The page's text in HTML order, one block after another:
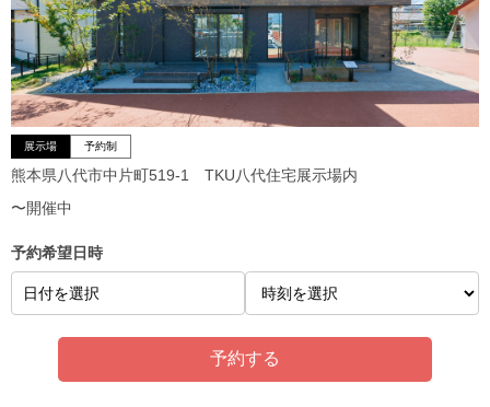
展示場 予約制
熊本県八代市中片町519-1 TKU八代住宅展示場内
〜開催中
予約希望日時
日付を選択